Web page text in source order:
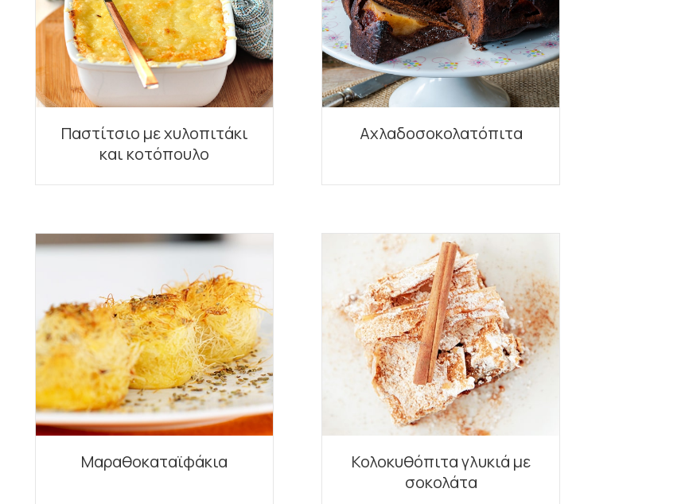
Παστίτσιο με χυλοπιτάκι
και κοτόπουλο
Αχλαδοσοκολατόπιτα
Μαραθοκαταϊφάκια
Κολοκυθόπιτα γλυκιά με
σοκολάτα